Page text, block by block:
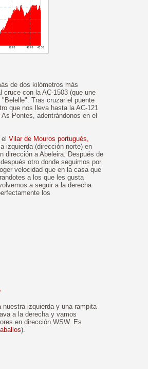
de dos kilómetros más
con la AC-1503 (que une
Tras cruzar el puente
que nos lleva hasta la AC-121
Pontes, adentrándonos en el
Vilar de Mouros portugués,
izquierda (dirección norte) en
dirección a Abeleira. Después de
otro donde seguimos por
velocidad que en la casa que
a los que les gusta
a seguir a la derecha
los
izquierda y una rampita
a la derecha y vamos
en dirección WSW. Es
).